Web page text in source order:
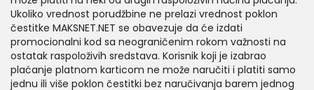
Ukoliko vrednost porudžbine ne prelazi vrednost poklon
čestitke MAKSNET.NET se obavezuje da će izdati
promocionalni kod sa neograničenim rokom važnosti na
ostatak raspoloživih sredstava. Korisnik koji je izabrao
plaćanje platnom karticom ne može naručiti i platiti samo
jednu ili više poklon čestitki bez naručivanja barem jednog